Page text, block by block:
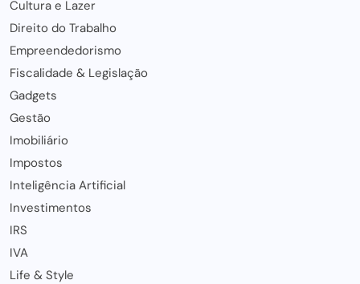
Cultura e Lazer
Direito do Trabalho
Empreendedorismo
Fiscalidade & Legislação
Gadgets
Gestão
Imobiliário
Impostos
Inteligência Artificial
Investimentos
IRS
IVA
Life & Style